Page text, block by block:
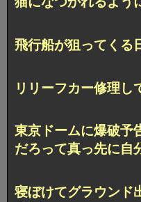
飛行船が狙ってく
リリーフカー修理
東京ドームに爆破予
だろって真っ先に
寝ぼけてグラウン